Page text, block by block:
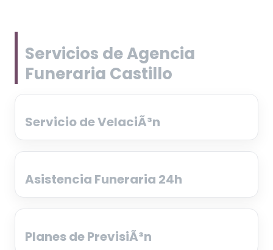
Servicios de Agencia
Funeraria Castillo
Servicio de VelaciÃ³n
Asistencia Funeraria 24h
Planes de PrevisiÃ³n